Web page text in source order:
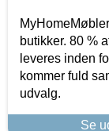
butikker. 80 %
leveres inden
kommer fuld
udvalg.
Se